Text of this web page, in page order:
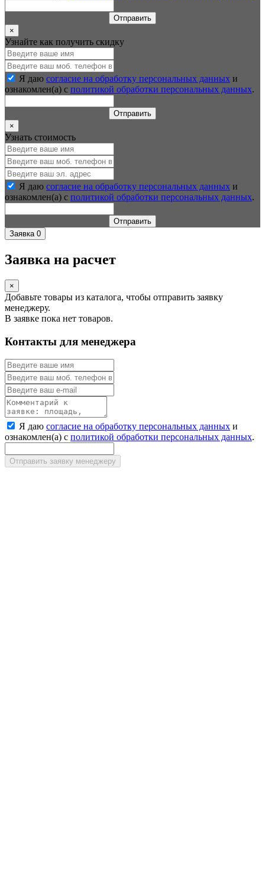
Отправить
×
Узнайте как получить скидку
Я даю согласие на обработку персональных данных и
ознакомлен(а) с политикой обработки персональных данных.
Отправить
×
Узнать стоимость
Я даю согласие на обработку персональных данных и
ознакомлен(а) с политикой обработки персональных данных.
Отправить
Заявка 0
Заявка на расчет
×
Добавьте товары из каталога, чтобы отправить заявку
менеджеру.
В заявке пока нет товаров.
Контакты для менеджера
Я даю согласие на обработку персональных данных и
ознакомлен(а) с политикой обработки персональных данных.
Отправить заявку менеджеру